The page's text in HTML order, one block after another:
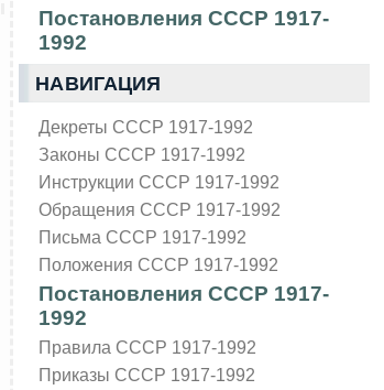
Постановления СССР 1917-
1992
НАВИГАЦИЯ
Декреты СССР 1917-1992
Законы СССР 1917-1992
Инструкции СССР 1917-1992
Обращения СССР 1917-1992
Письма СССР 1917-1992
Положения СССР 1917-1992
Постановления СССР 1917-
1992
Правила СССР 1917-1992
Приказы СССР 1917-1992